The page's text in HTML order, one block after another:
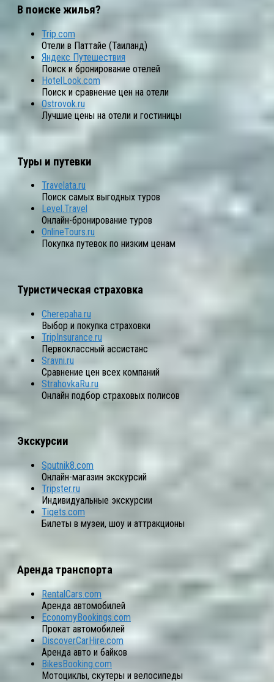
В поиске жилья?
Trip.com
Отели в Паттайе (Таиланд)
Яндекс Путешествия
Поиск и бронирование отелей
HotelLook.com
Поиск и сравнение цен на отели
Ostrovok.ru
Лучшие цены на отели и гостиницы
Туры и путевки
Travelata.ru
Поиск самых выгодных туров
Level.Travel
Онлайн-бронирование туров
OnlineTours.ru
Покупка путевок по низким ценам
Туристическая страховка
Cherepaha.ru
Выбор и покупка страховки
TripInsurance.ru
Первоклассный ассистанс
Sravni.ru
Сравнение цен всех компаний
StrahovkaRu.ru
Онлайн подбор страховых полисов
Экскурсии
Sputnik8.com
Онлайн-магазин экскурсий
Tripster.ru
Индивидуальные экскурсии
Tiqets.com
Билеты в музеи, шоу и аттракционы
Аренда транспорта
RentalCars.com
Аренда автомобилей
EconomyBookings.com
Прокат автомобилей
DiscoverCarHire.com
Аренда авто и байков
BikesBooking.com
Мотоциклы, скутеры и велосипеды